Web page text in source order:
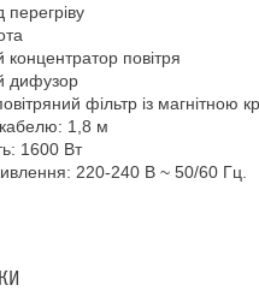
перегріву
концентратор повітря
дифузор
фільтр із магнітною
1,8 м
1600 Вт
220-240 В ~ 50/60 Гц.